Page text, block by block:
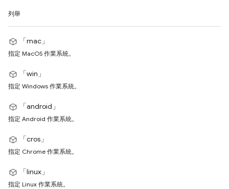
列舉
「mac」
指定 MacOS 作業系統。
「win」
指定 Windows 作業系統。
「android」
指定 Android 作業系統。
「cros」
指定 Chrome 作業系統。
「linux」
指定 Linux 作業系統。